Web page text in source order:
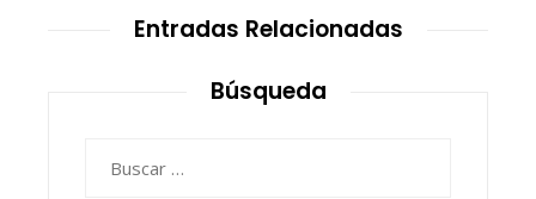
Entradas Relacionadas
Búsqueda